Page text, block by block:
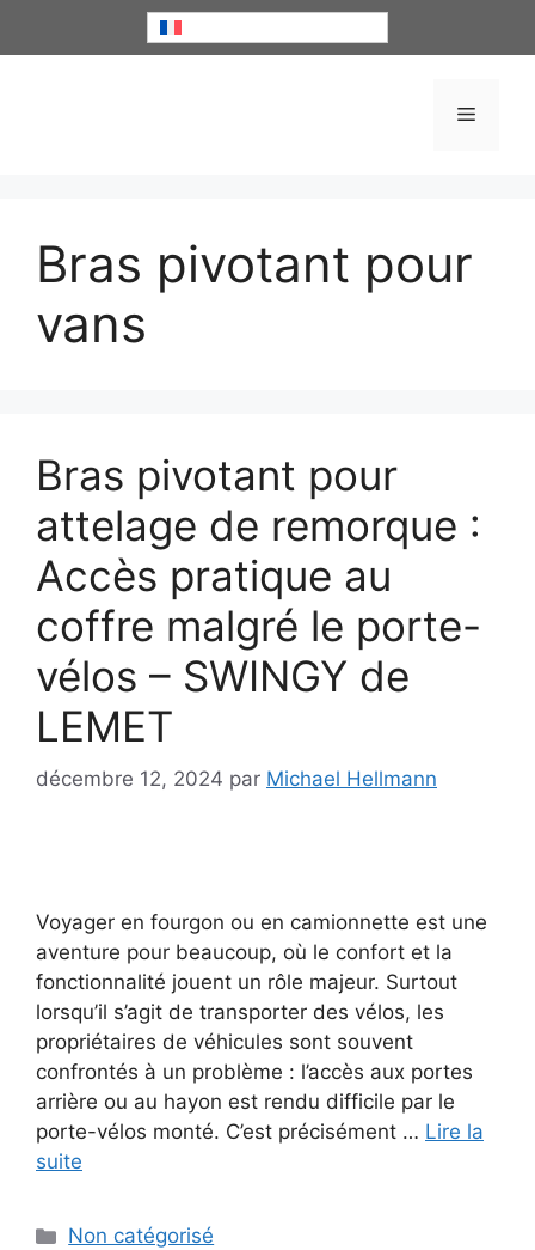
Menu
Bras pivotant pour
vans
Bras pivotant pour
attelage de remorque :
Accès pratique au
coffre malgré le porte-
vélos – SWINGY de
LEMET
décembre 12, 2024 par Michael Hellmann
Voyager en fourgon ou en camionnette est une
aventure pour beaucoup, où le confort et la
fonctionnalité jouent un rôle majeur. Surtout
lorsqu’il s’agit de transporter des vélos, les
propriétaires de véhicules sont souvent
confrontés à un problème : l’accès aux portes
arrière ou au hayon est rendu difficile par le
porte-vélos monté. C’est précisément … Lire la
suite
Catégories
Non catégorisé